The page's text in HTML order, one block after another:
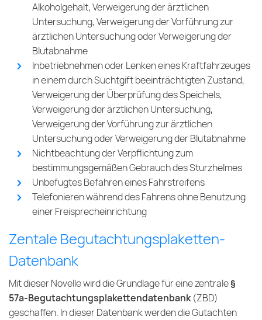
Alkoholgehalt, Verweigerung der ärztlichen
Untersuchung, Verweigerung der Vorführung zur
ärztlichen Untersuchung oder Verweigerung der
Blutabnahme
Inbetriebnehmen oder Lenken eines Kraftfahrzeuges
in einem durch Suchtgift beeinträchtigten Zustand,
Verweigerung der Überprüfung des Speichels,
Verweigerung der ärztlichen Untersuchung,
Verweigerung der Vorführung zur ärztlichen
Untersuchung oder Verweigerung der Blutabnahme
Nichtbeachtung der Verpflichtung zum
bestimmungsgemäßen Gebrauch des Sturzhelmes
Unbefugtes Befahren eines Fahrstreifens
Telefonieren während des Fahrens ohne Benutzung
einer Freisprecheinrichtung
Zentale Begutachtungsplaketten-
Datenbank
Mit dieser Novelle wird die Grundlage für eine zentrale§
57a-Begutachtungsplakettendatenbank(ZBD)
geschaffen. In dieser Datenbank werden die Gutachten